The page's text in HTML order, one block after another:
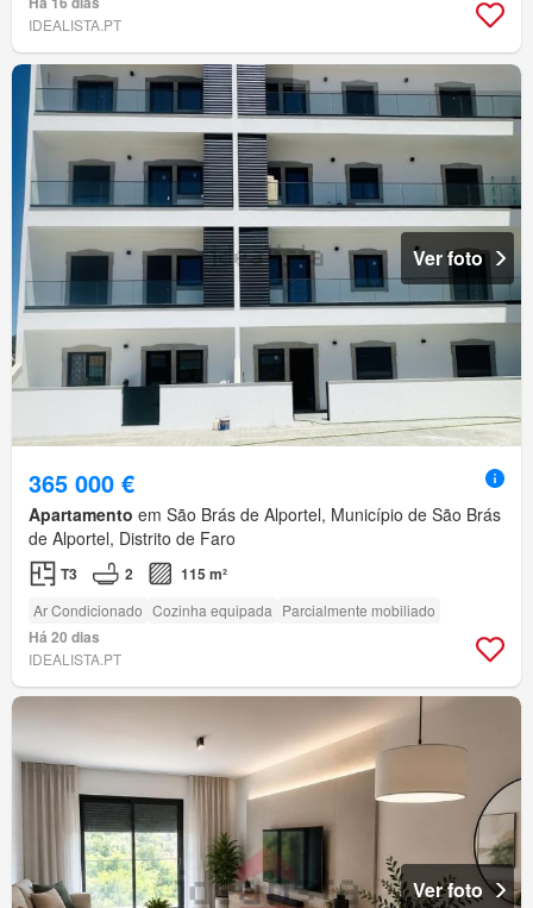
IDEALISTA.PT
Ver foto
365 000 €
Apartamento em São Brás de Alportel, Município de São Brás
de Alportel, Distrito de Faro
T3 2 115 m²
Ar Condicionado Cozinha equipada Parcialmente mobiliado
Há 20 dias
IDEALISTA.PT
Ver foto